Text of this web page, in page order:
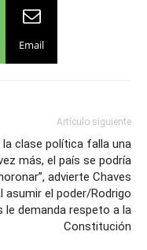
Email
Artículo siguiente
la clase política falla una
más, el país se podría
advierte Chaves
asumir el poder/Rodrigo
le demanda respeto a la
Constitución